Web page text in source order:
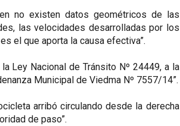
no existen datos geométricos de las
las velocidades desarrolladas por los
el que aporta la causa efectiva”.
Ley Nacional de Tránsito Nº 24449, a la
Municipal de Viedma Nº 7557/14”.
arribó circulando desde la derecha
de paso”.